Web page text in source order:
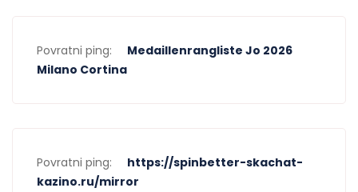
Povratni ping:
Medaillenrangliste Jo 2026
Milano Cortina
Povratni ping:
https://spinbetter-skachat-
kazino.ru/mirror